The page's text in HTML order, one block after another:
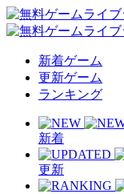
新着ゲーム
更新ゲーム
ランキング
新着
更新